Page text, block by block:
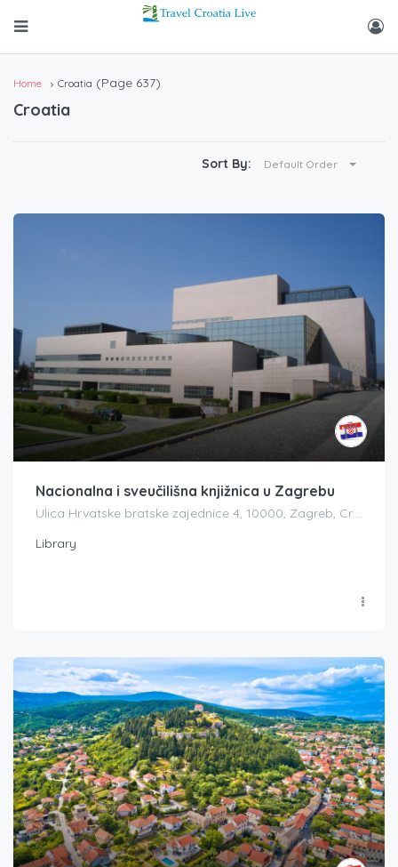
Home Croatia (Page 637)
Croatia
Sort By: Default Order
Nacionalna i sveučilišna knjižnica u Zagrebu
Ulica Hrvatske bratske zajednice 4, 10000, Zagreb, Croatia
Library